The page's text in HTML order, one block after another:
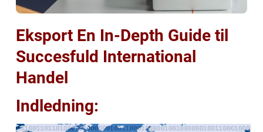
Eksport En In-Depth Guide til
Succesfuld International
Handel
Indledning: